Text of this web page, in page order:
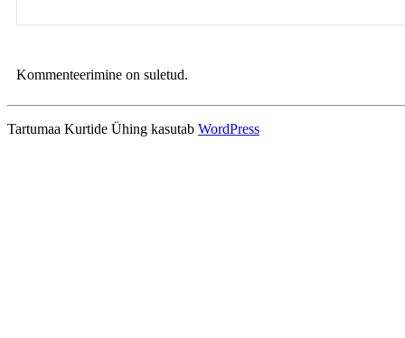
Kommenteerimine on suletud.
Tartumaa Kurtide Ühing kasutab WordPress